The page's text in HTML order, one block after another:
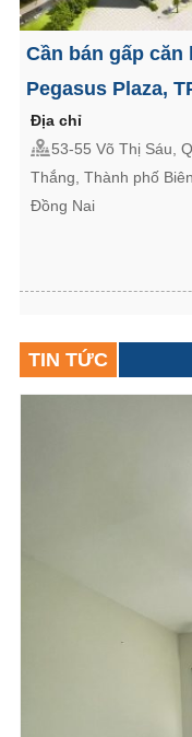
Cần bán gấp
Pegasus Plaza,
Địa chỉ
53-55 Võ Thị Sáu,
Thắng, Thành phố
Đồng Nai
TIN TỨC